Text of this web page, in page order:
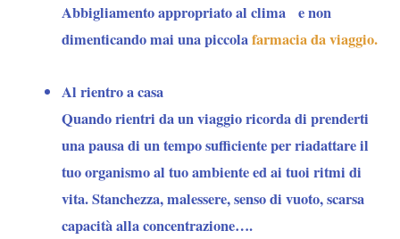
Abbigliamento appropriato al clima e non
dimenticando mai una piccolafarmacia da viaggio.
Al rientro a casa
Quando rientri da un viaggio ricorda di prenderti
una pausa di un tempo sufficiente per riadattare il
tuo organismo al tuo ambiente ed ai tuoi ritmi di
vita. Stanchezza, malessere, senso di vuoto, scarsa
capacità alla concentrazione….